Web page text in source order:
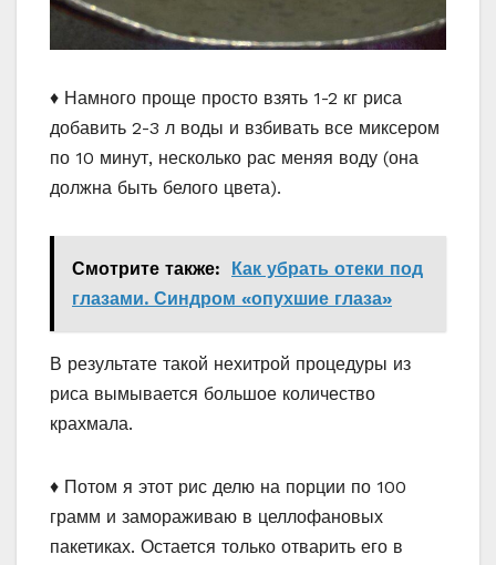
♦ Намного проще просто взять 1-2 кг риса
добавить 2-3 л воды и взбивать все миксером
по 10 минут, несколько рас меняя воду (она
должна быть белого цвета).
Смотрите также:
Как убрать отеки под
глазами. Синдром «опухшие глаза»
В результате такой нехитрой процедуры из
риса вымывается большое количество
крахмала.
♦ Потом я этот рис делю на порции по 100
грамм и замораживаю в целлофановых
пакетиках. Остается только отварить его в